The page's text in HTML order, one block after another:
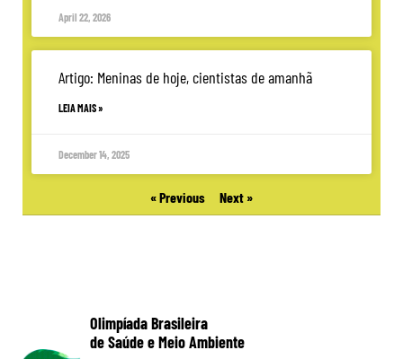
April 22, 2026
Artigo: Meninas de hoje, cientistas de amanhã
LEIA MAIS »
December 14, 2025
« Previous Next »
Olimpíada Brasileira
de Saúde e Meio Ambiente